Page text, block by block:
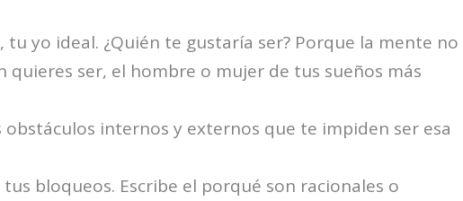
tu yo ideal. ¿Quién te gustaría ser? Porque la mente no
quieres ser, el hombre o mujer de tus sueños más
obstáculos internos y externos que te impiden ser esa
bloqueos. Escribe el porqué son racionales o